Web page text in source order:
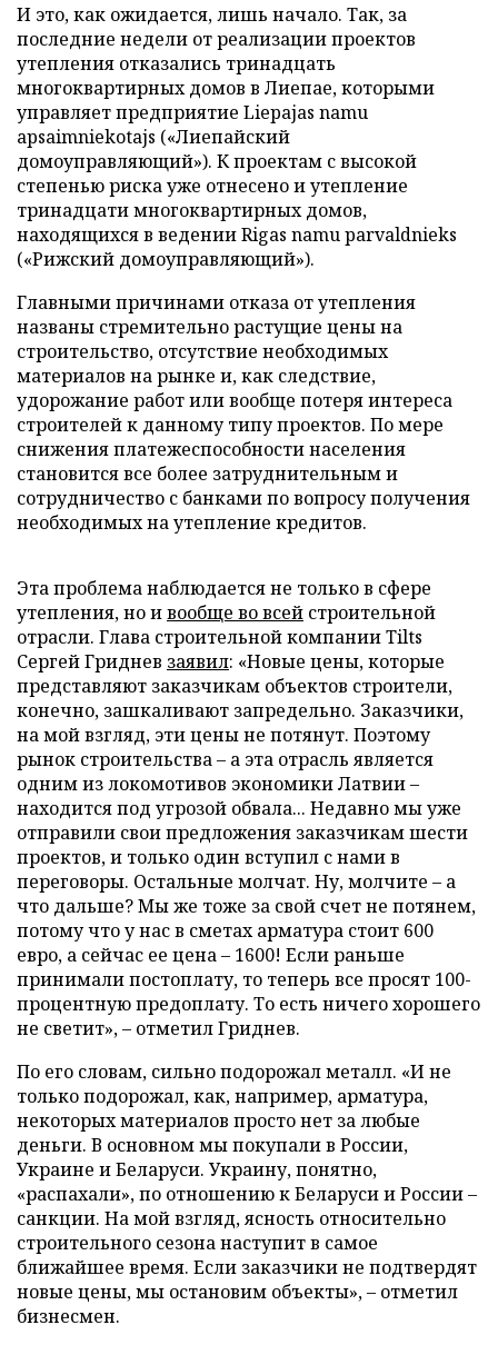
И это, как ожидается, лишь начало. Так, за
последние недели от реализации проектов
утепления отказались тринадцать
многоквартирных домов в Лиепае, которыми
управляет предприятие Liepajas namu
apsaimniekotajs («Лиепайский
домоуправляющий»). К проектам с высокой
степенью риска уже отнесено и утепление
тринадцати многоквартирных домов,
находящихся в ведении Rigas namu parvaldnieks
(«Рижский домоуправляющий»).
Главными причинами отказа от утепления
названы стремительно растущие цены на
строительство, отсутствие необходимых
материалов на рынке и, как следствие,
удорожание работ или вообще потеря интереса
строителей к данному типу проектов. По мере
снижения платежеспособности населения
становится все более затруднительным и
сотрудничество с банками по вопросу получения
необходимых на утепление кредитов.
Эта проблема наблюдается не только в сфере
утепления, но ивообще во всей строительной
отрасли. Глава строительной компании Tilts
Сергей Гриднев заявил: «Новые цены, которые
представляют заказчикам объектов строители,
конечно, зашкаливают запредельно. Заказчики,
на мой взгляд, эти цены не потянут. Поэтому
рынок строительства – а эта отрасль является
одним из локомотивов экономики Латвии –
находится под угрозой обвала... Недавно мы уже
отправили свои предложения заказчикам шести
проектов, и только один вступил с нами в
переговоры. Остальные молчат. Ну, молчите – а
что дальше? Мы же тоже за свой счет не потянем,
потому что у нас в сметах арматура стоит 600
евро, а сейчас ее цена – 1600! Если раньше
принимали постоплату, то теперь все просят 100-
процентную предоплату. То есть ничего хорошего
не светит», – отметил Гриднев.
По его словам, сильно подорожал металл. «И не
только подорожал, как, например, арматура,
некоторых материалов просто нет за любые
деньги. В основном мы покупали в России,
Украине и Беларуси. Украину, понятно,
«распахали», по отношению к Беларуси и России –
санкции. На мой взгляд, ясность относительно
строительного сезона наступит в самое
ближайшее время. Если заказчики не подтвердят
новые цены, мы остановим объекты», – отметил
бизнесмен.